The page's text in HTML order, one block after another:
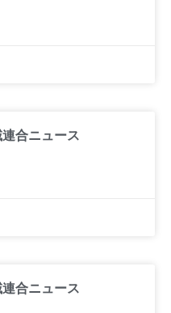
合ニュース
合ニュース